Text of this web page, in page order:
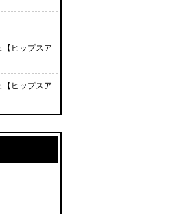
【ヒップスア
【ヒップスア